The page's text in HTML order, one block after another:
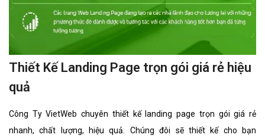
Thiết Kế Landing Page trọn gói giá rẻ hiệu
quả
Công Ty VietWeb chuyên thiết kế landing page trọn gói giá rẻ
nhanh, chất lượng, hiệu quả. Chúng đôi sẽ thiết kế cho bạn